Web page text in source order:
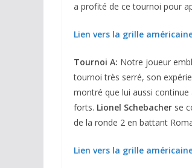
a profité de ce tournoi pour
Lien vers la grille
Tournoi A: Notre joueur
tournoi très serré, son
montré que lui aussi
forts. Lionel Schebacher se
de la ronde 2 en battant
Lien vers la grille